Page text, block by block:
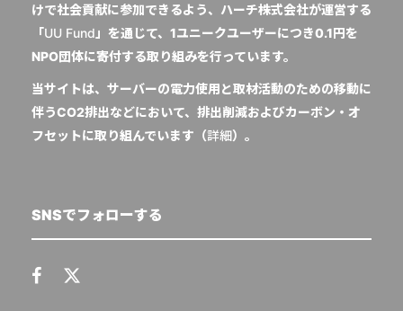
けで社会貢献に参加できるよう、ハーチ株式会社が運営する
「UU Fund 」を通じて、1ユニークユーザーにつき0.1円を
NPO団体に寄付する取り組みを行っています。
当サイトは、サーバーの電力使用と取材活動のための移動に
伴うCO2排出などにおいて、排出削減およびカーボン・オ
フセットに取り組んでいます（詳細）。
SNSでフォローする